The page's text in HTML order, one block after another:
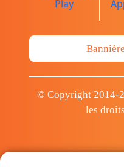
© Copyright 2014-
les